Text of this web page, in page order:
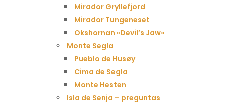
Mirador Gryllefjord
Mirador Tungeneset
Okshornan «Devil’s Jaw»
Monte Segla
Pueblo de Husøy
Cima de Segla
Monte Hesten
Isla de Senja – preguntas